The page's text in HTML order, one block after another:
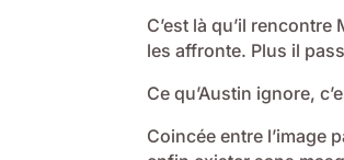
C’est là qu’il
les affronte. Plus il
Ce qu’Austin ignore,
Coincée entre l’image